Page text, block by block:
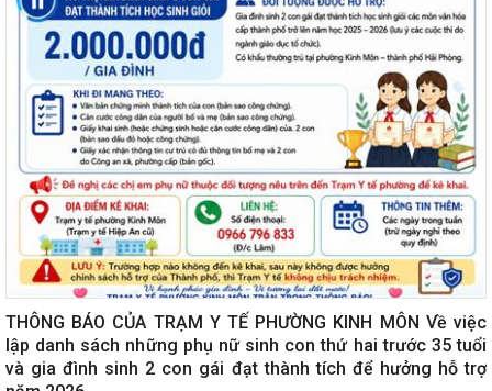
THÔNG BÁO CỦA TRẠM Y TẾ PHƯỜNG KINH MÔN Về việc
lập danh sách những phụ nữ sinh con thứ hai trước 35 tuổi
và gia đình sinh 2 con gái đạt thành tích để hưởng hỗ trợ